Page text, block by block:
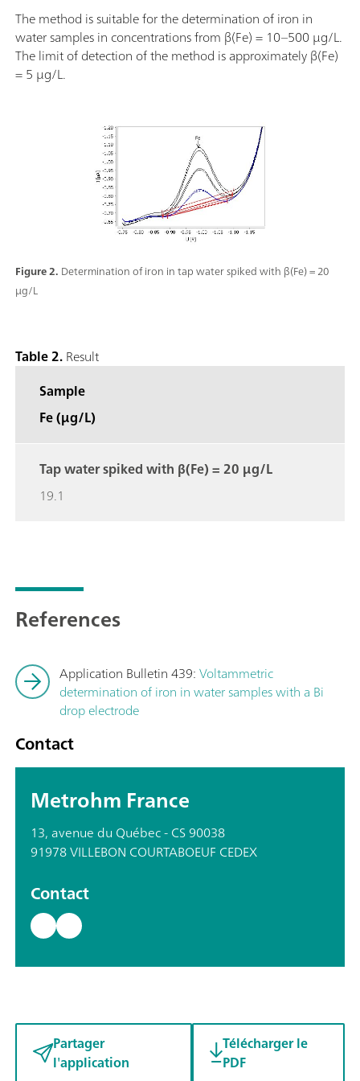
The method is suitable for the determination of iron in
water samples in concentrations from β(Fe) = 10–500 µg/L.
The limit of detection of the method is approximately β(Fe)
= 5 µg/L.
Figure 2. Determination of iron in tap water spiked with β(Fe) = 20
µg/L
Table 2.Result
Sample
Fe (µg/L)
Tap water spiked with β(Fe) = 20 µg/L
19.1
References
Application Bulletin 439:Voltammetric
determination of iron in water samples with a Bi
drop electrode
Contact
Metrohm France
13, avenue du Québec - CS 90038
91978 VILLEBON COURTABOEUF CEDEX
Contact
Partager
l'application
Télécharger le
PDF